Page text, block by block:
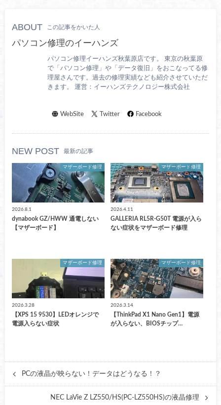
ABOUT この記事をかいた人
パソコン修理のイーハンズ
パソコン修理イーハンズ秋葉原店です。 東京の秋葉原
で「パソコン修理」や「データ復旧」をおこなってる修
理屋さんです。過去の修理実績なども紹介させていただ
きます。 運営：イーハンズテクノロジー株式会社
WebSite Twitter Facebook
NEW POST 最新の記事
マザーボード修理
2026.8.1
dynabook GZ/HWW 通電しない
【マザーボード】
マザーボード修理
2026.4.11
GALLERIA RL5R-G50T 電源が入ら
ない症状をマザーボード修理
マザーボード修理
2026.3.28
【XPS 15 9530】LEDオレンジで
電源入らない症状
マザーボード修理
2026.3.14
【ThinkPad X1 Nano Gen1】電源
が入らない、BIOSチップ…
PCの液晶が映らない！データはどうなる！？
NEC LaVie Z LZ550/HS(PC-LZ550HS)の液晶修理